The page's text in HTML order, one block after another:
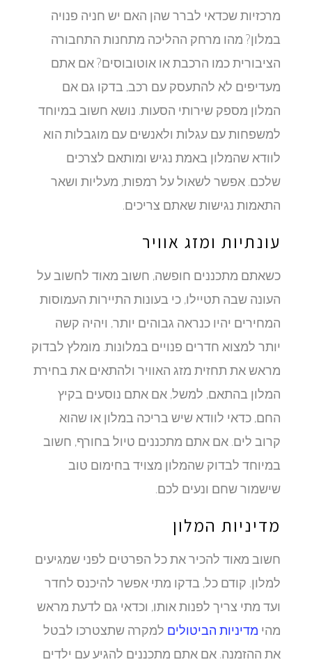
מרכזיות שכדאי לברר שהן האם יש חניה פנויה
במלון? מהו מרחק ההליכה מתחנות התחבורה
הציבורית כמו הרכבת או אוטובוסים? אם אתם
מעדיפים לא להתעסק עם רכב, בדקו גם אם
המלון מספק שירותי הסעות. נושא חשוב במיוחד
למשפחות עם עגלות ולאנשים עם מוגבלות הוא
לוודא שהמלון באמת נגיש ומותאם לצרכים
שלכם. אפשר לשאול על רמפות, מעליות ושאר
התאמות נגישות שאתם צריכים.
עונתיות ומזג אוויר
כשאתם מתכננים חופשה, חשוב מאוד לחשוב על
העונה שבה תטיילו, כי בעונות התיירות העמוסות
המחירים יהיו כנראה גבוהים יותר, ויהיה קשה
יותר למצוא חדרים פנויים במלונות. מומלץ לבדוק
מראש את תחזית מזג האוויר ולהתאים את בחירת
המלון בהתאם, למשל, אם אתם נוסעים בקיץ
החם, כדאי לוודא שיש בריכה במלון או שהוא
קרוב לים. אם אתם מתכננים טיול בחורף, חשוב
במיוחד לבדוק שהמלון מצויד בחימום טוב
שישמור שחם ונעים לכם.
מדיניות המלון
חשוב מאוד להכיר את כל הפרטים לפני שמגיעים
למלון. קודם כל, בדקו מתי אפשר להיכנס לחדר
ועד מתי צריך לפנות אותו, וכדאי גם לדעת מראש
מהימדיניות הביטוליםלמקרה שתצטרכו לבטל
את ההזמנה. אם אתם מתכננים להגיע עם ילדים